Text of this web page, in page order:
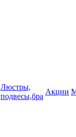
Люстры,
подвесы,бра
Акции